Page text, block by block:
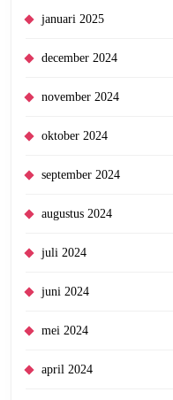
januari 2025
december 2024
november 2024
oktober 2024
september 2024
augustus 2024
juli 2024
juni 2024
mei 2024
april 2024